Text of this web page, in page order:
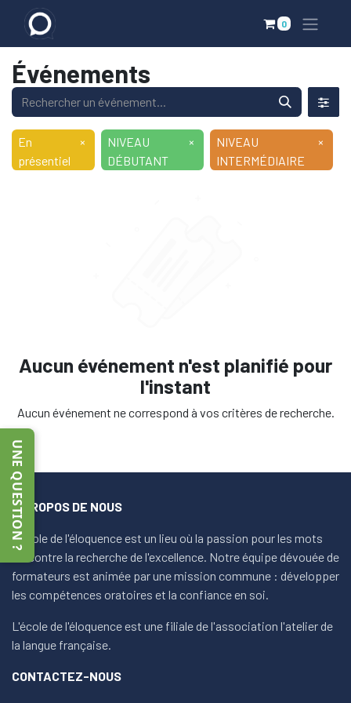
UNE QUESTION ?
0
Événements
En
présentiel
×
NIVEAU
DÉBUTANT
×
NIVEAU
INTERMÉDIAIRE
×
Aucun événement n'est planifié pour
l'instant
Aucun événement ne correspond à vos critères de recherche.
À PROPOS DE NOUS
L'école de l'éloquence est un lieu où la passion pour les mots
rencontre la recherche de l'excellence. Notre équipe dévouée de
formateurs est animée par une mission commune : développer
les compétences oratoires et la confiance en soi.
L'école de l'éloquence est une filiale de l'association l'atelier de
la langue française.
CONTACTEZ-NOUS